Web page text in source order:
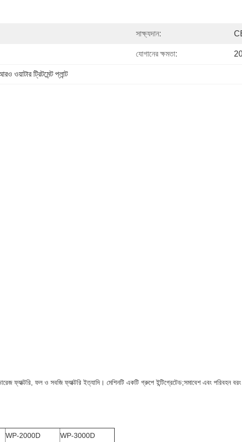
সাক্ষ্যদান:
যোগানের ক্ষমতা:
ওয়াটার ট্রিটমেন্ট প্লান্ট
ফ্যাক্টরি, ফল ও সবজি ফ্যাক্টরি ইত্যাদি। মেশিনটি একটি গ্রুপে ইন্টিগ্রেটেড;সমাবেশ এবং পরিবহন
WP-2000D
WP-3000D